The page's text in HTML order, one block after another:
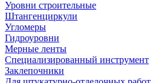
Уровни строительные
Штангенциркули
Угломеры
Гидроуровни
Мерные ленты
Специализированный инструмент
Заклепочники